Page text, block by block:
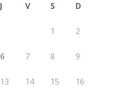
J V S D
1 2
6 7 8 9
13 14 15 16